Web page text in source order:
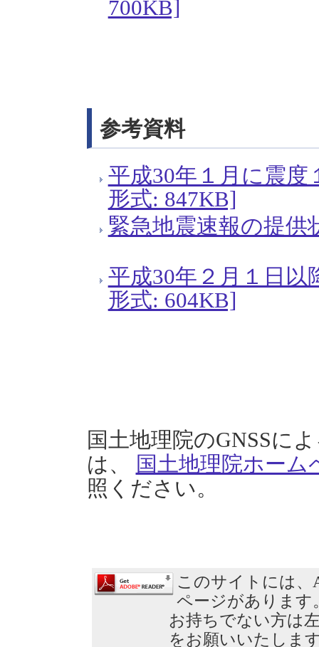
700KB]
参考資料
平成30年１月に震度
形式: 847KB]
緊急地震速報の提供
平成30年２月１日以
形式: 604KB]
国土地理院のGNSSに
は、
国土地理院ホー
照ください。
このサイトには、
ページがあります
お持ちでない方は
をお願いいたしま